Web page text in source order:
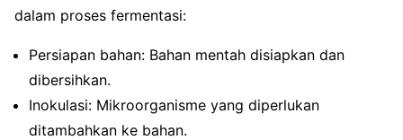
dalam proses fermentasi:
Persiapan bahan: Bahan mentah disiapkan dan
dibersihkan.
Inokulasi: Mikroorganisme yang diperlukan
ditambahkan ke bahan.